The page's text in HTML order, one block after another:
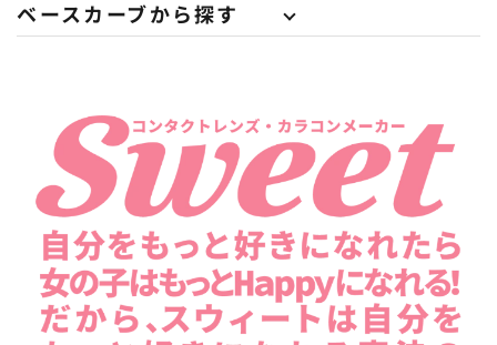
ベースカーブから探す